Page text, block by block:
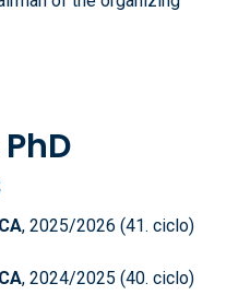
, 2025/2026 (41. ciclo)
, 2024/2025 (40. ciclo)